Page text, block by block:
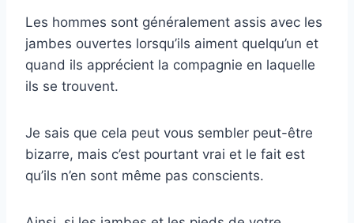
Les hommes sont généralement assis avec les
jambes ouvertes lorsqu’ils aiment quelqu’un et
quand ils apprécient la compagnie en laquelle
ils se trouvent.
Je sais que cela peut vous sembler peut-être
bizarre, mais c’est pourtant vrai et le fait est
qu’ils n’en sont même pas conscients.